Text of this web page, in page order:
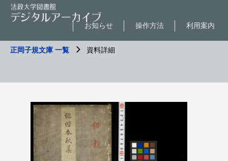
利用案内
操作方法
お知らせ
正岡子規文庫 一覧 資料詳細